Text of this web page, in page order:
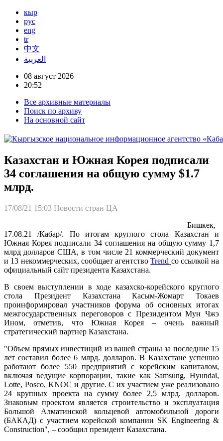
кыр
рус
eng
tr
中文
العربية
08 август 2026
20:52
Все архивные материалы
Поиск по архиву
На основной сайт
Казахстан и Южная Корея подписали
34 соглашения на общую сумму $1.7
млрд.
17/08/21 15:03 Новости стран ЦА
Бишкек,
17.08.21 /Кабар/. По итогам круглого стола Казахстан и
Южная Корея подписали 34 соглашения на общую сумму 1,7
млрд долларов США, в том числе 21 коммерческий документ
и 13 некоммерческих, сообщает агентствоTrend со ссылкой на
официальный сайт президента Казахстана.
В своем выступлении в ходе казахско-корейского круглого
стола Президент Казахстана Касым-Жомарт Токаев
проинформировал участников форума об основных итогах
межгосударственных переговоров с Президентом Мун Чжэ
Ином, отметив, что Южная Корея – очень важный
стратегический партнер Казахстана.
"Объем прямых инвестиций из вашей страны за последние 15
лет составил более 6 млрд. долларов. В Казахстане успешно
работают более 550 предприятий с корейским капиталом,
включая ведущие корпорации, такие как Samsung, Hyundai,
Lotte, Posco, KNOC и другие. С их участием уже реализовано
24 крупных проекта на сумму более 2,5 млрд. долларов.
Знаковым проектом является строительство и эксплуатация
Большой Алматинской кольцевой автомобильной дороги
(БАКАД) с участием корейской компании SK Engineering &
Construction", – сообщил президент Казахстана.